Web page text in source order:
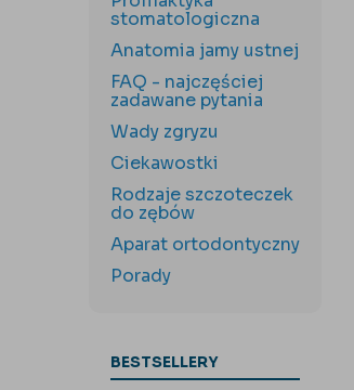
stomatologiczna
Anatomia jamy ustnej
FAQ - najczęściej
zadawane pytania
Wady zgryzu
Ciekawostki
Rodzaje szczoteczek
do zębów
Aparat ortodontyczny
Porady
BESTSELLERY